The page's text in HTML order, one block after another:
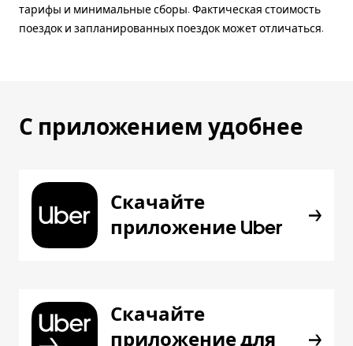
тарифы и минимальные сборы. Фактическая стоимость
поездок и запланированных поездок может отличаться.
С приложением удобнее
Скачайте
приложение Uber
Скачайте
приложение для